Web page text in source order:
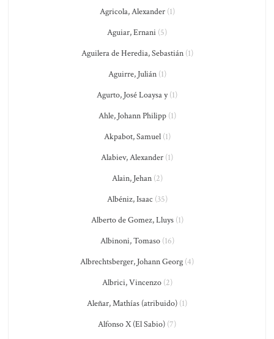
Agricola, Alexander(1)
Aguiar, Ernani (5)
Aguilera de Heredia, Sebastián(1)
Aguirre, Julián(1)
Agurto, José Loaysa y(1)
Ahle, Johann Philipp(1)
Akpabot, Samuel(1)
Alabiev, Alexander (1)
Alain, Jehan(2)
Albéniz, Isaac (35)
Alberto de Gomez, Lluys(1)
Albinoni, Tomaso(16)
Albrechtsberger, Johann Georg (4)
Albrici, Vincenzo(2)
Aleñar, Mathías (atribuido) (1)
Alfonso X (El Sabio) (7)